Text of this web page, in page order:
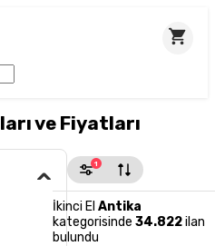
ve Fiyatları
1
İkinci El Antika
kategorisinde 34.822ilan
bulundu